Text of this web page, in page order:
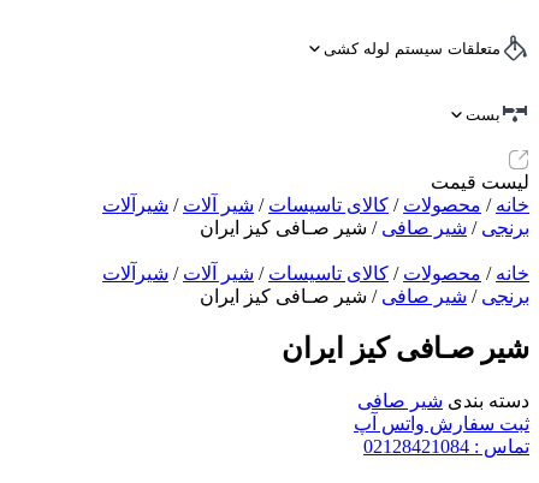
متعلقات سیستم لوله کشی
بست
لیست قیمت
خانه / محصولات / کالای تاسیسات / شیر آلات / شیرآلات
برنجی / شیر صافی / شیر صـافی کیز ایران
خانه / محصولات / کالای تاسیسات / شیر آلات / شیرآلات
برنجی / شیر صافی / شیر صـافی کیز ایران
شیر صـافی کیز ایران
دسته بندی شیر صافی
ثبت سفارش واتس آپ
تماس : 02128421084